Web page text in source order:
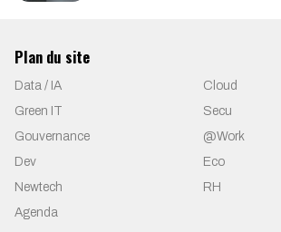
Plan du site
Data / IA
Cloud
Green IT
Secu
Gouvernance
@Work
Dev
Eco
Newtech
RH
Agenda